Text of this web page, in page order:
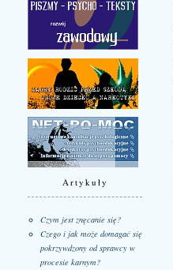
Artykuły
Czym jest znęcanie się?
Czego i jak może domagać się
pokrzywdzony od sprawcy w
procesie karnym?